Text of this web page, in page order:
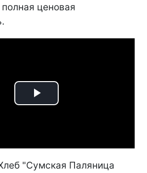
ценовая
Play
"Сумская Паляница